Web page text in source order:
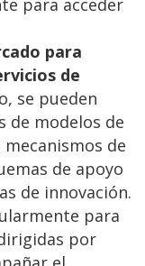
para acceder
para
de
se pueden
de modelos de
de
de apoyo
de innovación.
para
por